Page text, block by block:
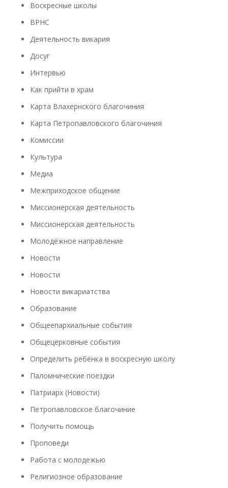
Воскресные школы
ВРНС
Деятельность викария
Досуг
Интервью
Как прийти в храм
Карта Влахернского благочиния
Карта Петропавловского благочиния
Комиссии
Культура
Медиа
Межприходское общение
Миссионерская деятельность
Миссионерская деятельность
Молодёжное направление
Новости
Новости
Новости викариатства
Образование
Общеепархиальные события
Общецерковные события
Определить ребёнка в воскресную школу
Паломнические поездки
Патриарх (Новости)
Петропавловское благочиние
Получить помощь
Проповеди
Работа с молодежью
Религиозное образование